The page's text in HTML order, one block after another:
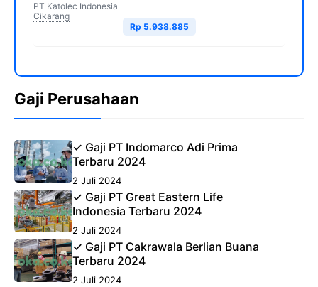
PT Katolec Indonesia
Cikarang
Rp 5.938.885
Gaji Perusahaan
✓ Gaji PT Indomarco Adi Prima
Terbaru 2024
2 Juli 2024
✓ Gaji PT Great Eastern Life
Indonesia Terbaru 2024
2 Juli 2024
✓ Gaji PT Cakrawala Berlian Buana
Terbaru 2024
2 Juli 2024